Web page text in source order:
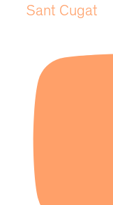
Sant Cugat